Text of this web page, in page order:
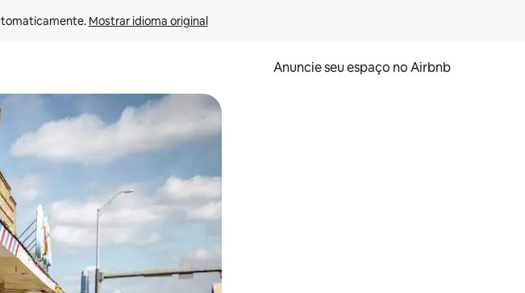
Mostrar idioma original
Anuncie seu espaço no Airbnb